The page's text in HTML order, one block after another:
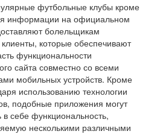
футбольные клубы кроме
информации на официальном
болельщикам
которые обеспечивают
функциональности
сайта совместно со всеми
мобильных устройств. Кроме
использованию технологии
подобные приложения могут
в себе функциональность,
несколькими различными